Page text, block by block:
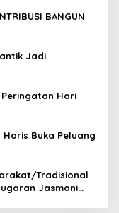
BANGUN
Jadi
Hari
Buka Peluang
Tradisional
Jasmani